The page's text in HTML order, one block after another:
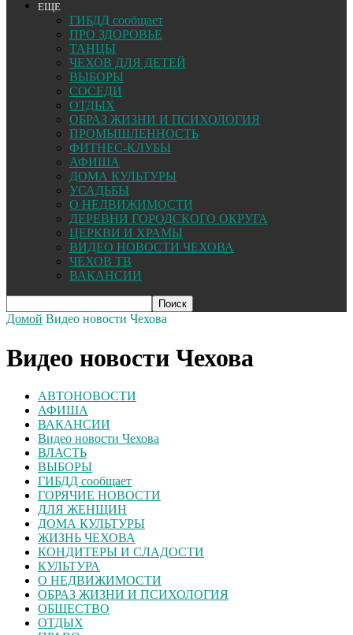
ЕЩЕ
ГИБДД сообщает
ПРО ЗДОРОВЬЕ
ТАНЦЫ
ЧЕХОВ ДЛЯ ДЕТЕЙ
ВЫБОРЫ
СОСЕДИ
ОТДЫХ
ОБРАЗ ЖИЗНИ И ПСИХОЛОГИЯ
ПРОМЫШЛЕННОСТЬ
ФИТНЕС-КЛУБЫ
АФИША
ДОМА КУЛЬТУРЫ
УСАДЬБЫ
О НЕДВИЖИМОСТИ
ДЕРЕВНИ ГОРОДСКОГО ОКРУГА
ЦЕРКВИ И ХРАМЫ
ВИДЕО НОВОСТИ ЧЕХОВА
ЧЕХОВ ТВ
ВАКАНСИИ
Домой Видео новости Чехова
Видео новости Чехова
АВТОНОВОСТИ
АФИША
ВАКАНСИИ
Видео новости Чехова
ВЛАСТЬ
ВЫБОРЫ
ГИБДД сообщает
ГОРЯЧИЕ НОВОСТИ
ДЛЯ ЖЕНЩИН
ДОМА КУЛЬТУРЫ
ЖИЗНЬ ЧЕХОВА
КОНДИТЕРЫ И СЛАДОСТИ
КУЛЬТУРА
О НЕДВИЖИМОСТИ
ОБРАЗ ЖИЗНИ И ПСИХОЛОГИЯ
ОБЩЕСТВО
ОТДЫХ